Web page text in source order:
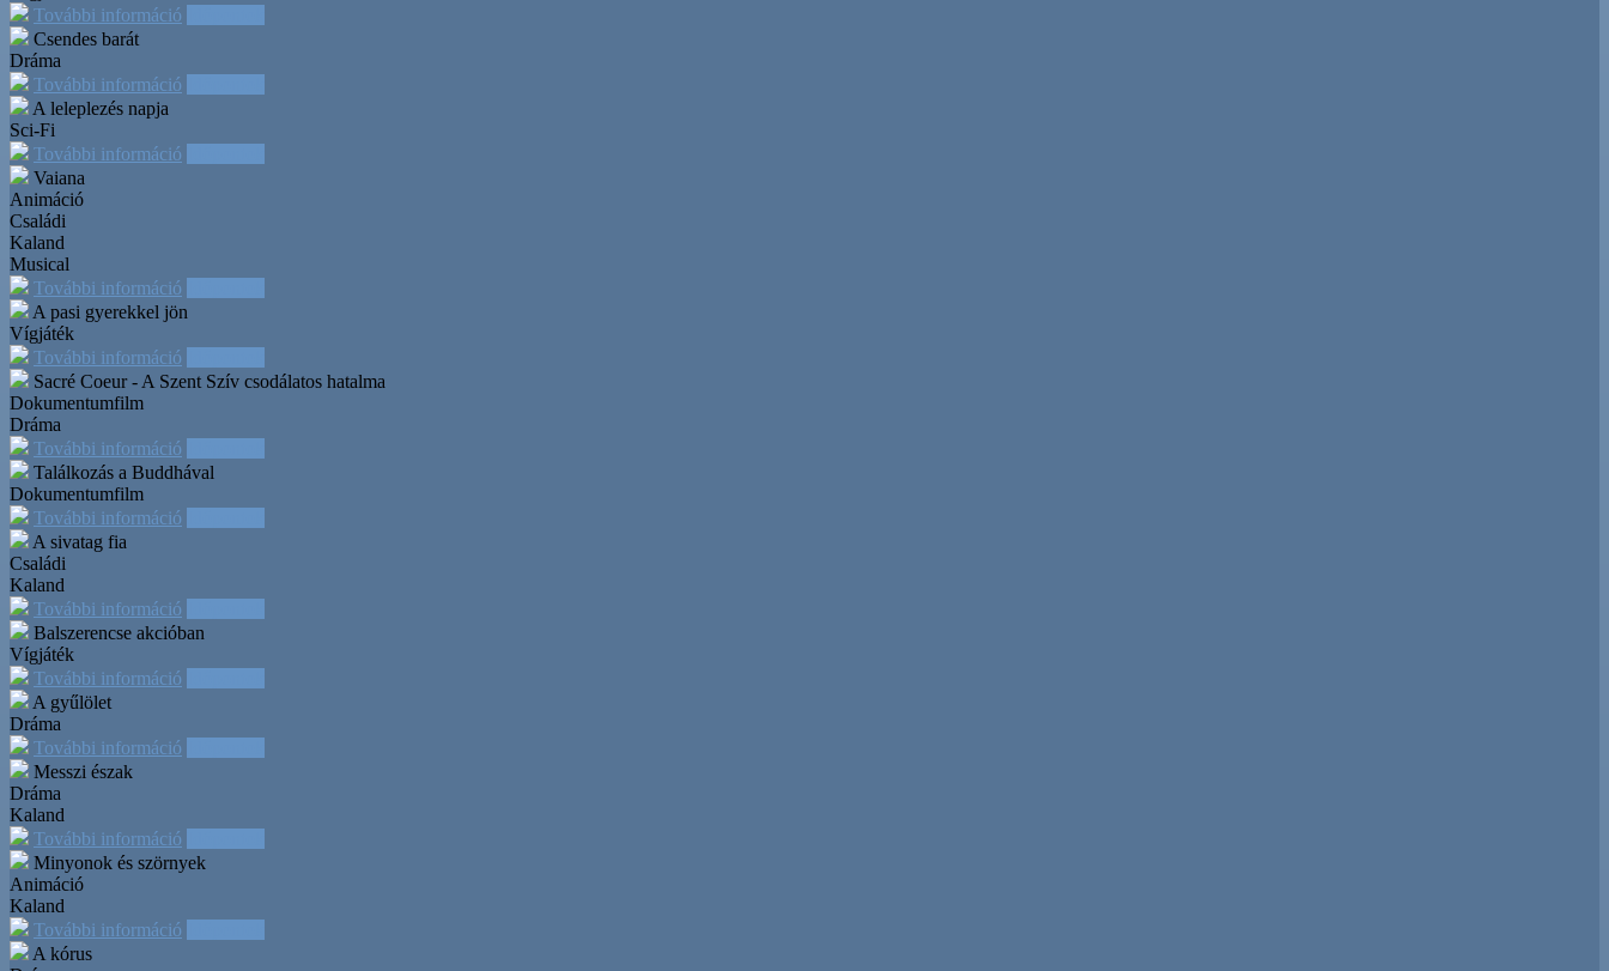
További információ
Csendes barát
Dráma
További információ
A leleplezés napja
Sci-Fi
További információ
Vaiana
Animáció
Családi
Kaland
Musical
További információ
A pasi gyerekkel jön
Vígjáték
További információ
Sacré Coeur - A Szent Szív csodálatos hatalma
Dokumentumfilm
Dráma
További információ
Találkozás a Buddhával
Dokumentumfilm
További információ
A sivatag fia
Családi
Kaland
További információ
Balszerencse akcióban
Vígjáték
További információ
A gyűlölet
Dráma
További információ
Messzi észak
Dráma
Kaland
További információ
Minyonok és szörnyek
Animáció
Kaland
További információ
A kórus